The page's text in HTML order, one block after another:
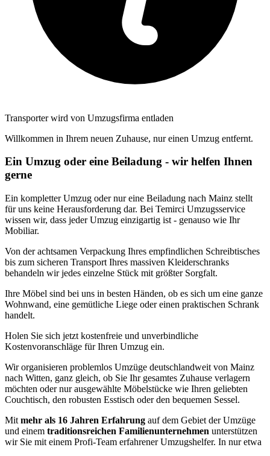
Transporter wird von Umzugsfirma entladen
Willkommen in Ihrem neuen Zuhause, nur einen Umzug entfernt.
Ein Umzug oder eine Beiladung - wir helfen Ihnen
gerne
Ein kompletter Umzug oder nur eine Beiladung nach Mainz stellt
für uns keine Herausforderung dar. Bei Temirci Umzugsservice
wissen wir, dass jeder Umzug einzigartig ist - genauso wie Ihr
Mobiliar.
Von der achtsamen Verpackung Ihres empfindlichen Schreibtisches
bis zum sicheren Transport Ihres massiven Kleiderschranks
behandeln wir jedes einzelne Stück mit größter Sorgfalt.
Ihre Möbel sind bei uns in besten Händen, ob es sich um eine ganze
Wohnwand, eine gemütliche Liege oder einen praktischen Schrank
handelt.
Holen Sie sich jetzt kostenfreie und unverbindliche
Kostenvoranschläge für Ihren Umzug ein.
Wir organisieren problemlos Umzüge deutschlandweit von Mainz
nach Witten, ganz gleich, ob Sie Ihr gesamtes Zuhause verlagern
möchten oder nur ausgewählte Möbelstücke wie Ihren geliebten
Couchtisch, den robusten Esstisch oder den bequemen Sessel.
Mit mehr als 16 Jahren Erfahrung auf dem Gebiet der Umzüge
und einem traditionsreichen Familienunternehmen unterstützen
wir Sie mit einem Profi-Team erfahrener Umzugshelfer. In nur etwa